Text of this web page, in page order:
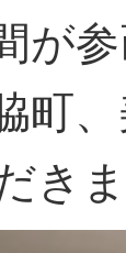
が
町
き